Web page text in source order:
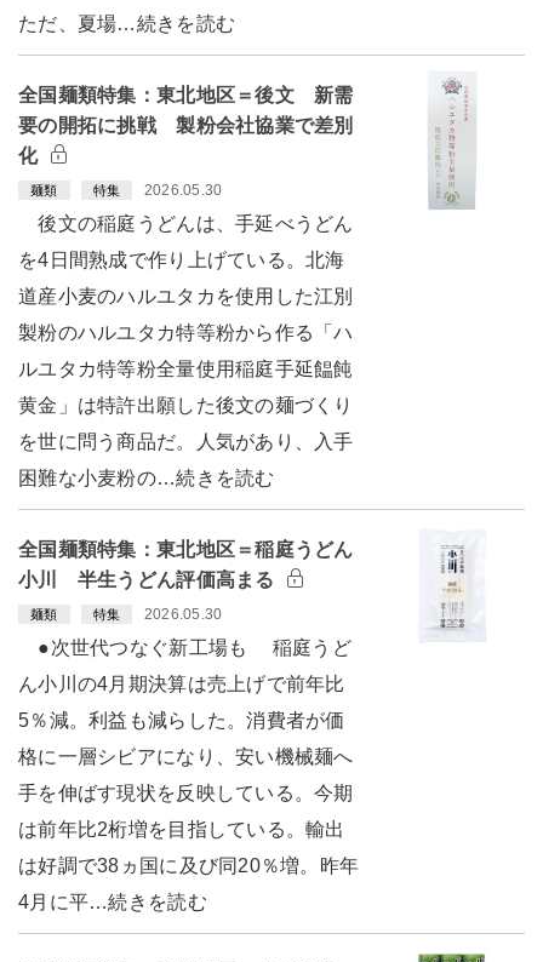
ただ、夏場…続きを読む
全国麺類特集：東北地区＝後文 新需
要の開拓に挑戦 製粉会社協業で差別
化
麺類 特集 2026.05.30
後文の稲庭うどんは、手延べうどん
を4日間熟成で作り上げている。北海
道産小麦のハルユタカを使用した江別
製粉のハルユタカ特等粉から作る「ハ
ルユタカ特等粉全量使用稲庭手延饂飩
黄金」は特許出願した後文の麺づくり
を世に問う商品だ。人気があり、入手
困難な小麦粉の…続きを読む
全国麺類特集：東北地区＝稲庭うどん
小川 半生うどん評価高まる
麺類 特集 2026.05.30
●次世代つなぐ新工場も 稲庭うど
ん小川の4月期決算は売上げで前年比
5％減。利益も減らした。消費者が価
格に一層シビアになり、安い機械麺へ
手を伸ばす現状を反映している。今期
は前年比2桁増を目指している。輸出
は好調で38ヵ国に及び同20％増。昨年
4月に平…続きを読む